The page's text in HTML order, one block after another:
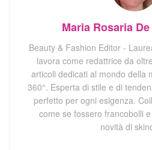
Maria Rosaria
Beauty & Fashion Editor -
lavora come redattrice da
articoli dedicati al mondo della
360°. Esperta di stile e di
perfetto per ogni esigenza.
come se fossero francobolli
novità di